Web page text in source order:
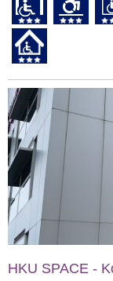
HKU SPACE -